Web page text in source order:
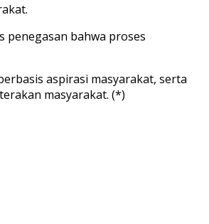
penegasan bahwa proses
aspirasi masyarakat, serta
masyarakat. (*)